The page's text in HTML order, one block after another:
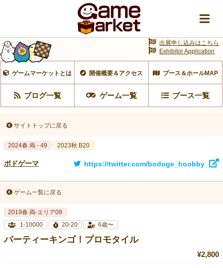
ゲームマーケットとは 開催概要＆アクセス ブース＆ホールMAP
ブログ一覧 ゲーム一覧 ブース一覧
出展申し込みはこちら
Exhibitor Application
サイトトップに戻る
2024春 両 - 49 2023秋 B20
ボドゲーマ https://twitter.com/bodoge_hoobby
ゲーム一覧に戻る
2019春 両-エリア09
1-10000
20-20 6歳〜
パーティーキンゴ！プロモタイル
¥2,800